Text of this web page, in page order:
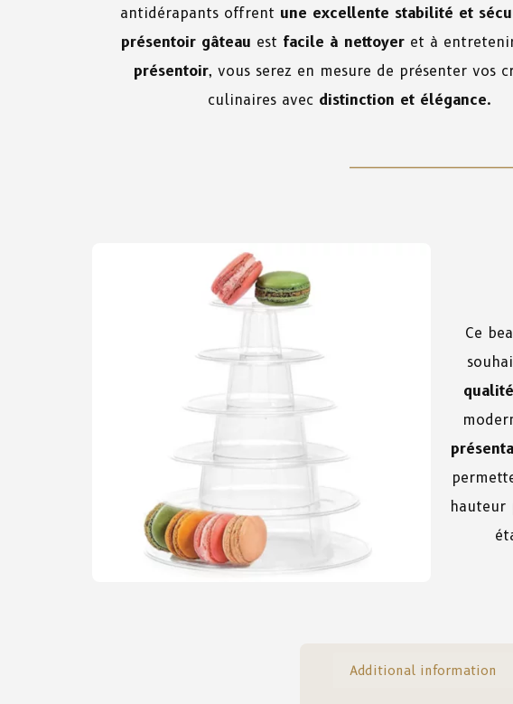
antidérapants offrent une excellente stabilité et
présentoir gâteau est facile à nettoyeret à
présentoir, vous serez en mesure de présenter vos
culinaires avec distinction et élégance.
Ce
hauteur
Additional information